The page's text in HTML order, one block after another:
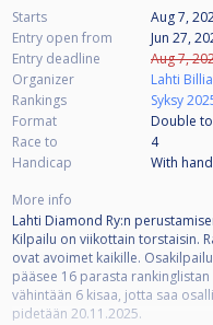
Starts
Aug 7,
Entry open from
Jun 27,
Entry deadline
Aug 7,
Organizer
Lahti
Rankings
Syksy
Format
Double
Race to
4
Handicap
With
More info
Lahti Diamond Ry:n
Kilpailu on viikottain torstaisin.
ovat avoimet kaikille.
pääsee 16 parasta
vähintään 6 kisaa, jotta saa
pidetään 20.11.2025.